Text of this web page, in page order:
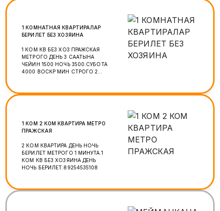
1 КОМНАТНАЯ КВАРТИРАЛАР
БЕРИЛЕТ БЕЗ ХОЗЯИНА
1 КОМ КВ БЕЗ ХОЗ ПРАЖСКАЯ
МЕТРОГО ДЕНЬ 3 СААТЫНА
ЧЕЙИН 1500 НОЧЬ 3500.СУБОТА
4000 ВОСКР МИН СТРОГО 2
КОМНАТА ДА БЕРИЛЕТ.
1 КОМ 2 КОМ КВАРТИРА МЕТРО
ПРАЖСКАЯ
2 КОМ КВАРТИРА ДЕНЬ НОЧЬ
БЕРИЛЕТ МЕТРОГО 1 МИНУТА.1
КОМ КВ БЕЗ ХОЗЯИНА ДЕНЬ
НОЧЬ БЕРИЛЕТ.89254535108